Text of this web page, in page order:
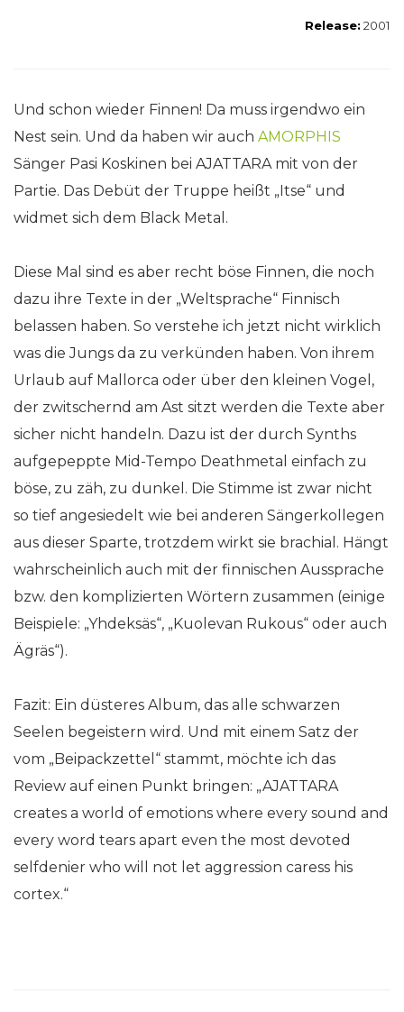
Release: 2001
Und schon wieder Finnen! Da muss irgendwo ein
Nest sein. Und da haben wir auch AMORPHIS
Sänger Pasi Koskinen bei AJATTARA mit von der
Partie. Das Debüt der Truppe heißt „Itse“ und
widmet sich dem Black Metal.
Diese Mal sind es aber recht böse Finnen, die noch
dazu ihre Texte in der „Weltsprache“ Finnisch
belassen haben. So verstehe ich jetzt nicht wirklich
was die Jungs da zu verkünden haben. Von ihrem
Urlaub auf Mallorca oder über den kleinen Vogel,
der zwitschernd am Ast sitzt werden die Texte aber
sicher nicht handeln. Dazu ist der durch Synths
aufgepeppte Mid-Tempo Deathmetal einfach zu
böse, zu zäh, zu dunkel. Die Stimme ist zwar nicht
so tief angesiedelt wie bei anderen Sängerkollegen
aus dieser Sparte, trotzdem wirkt sie brachial. Hängt
wahrscheinlich auch mit der finnischen Aussprache
bzw. den komplizierten Wörtern zusammen (einige
Beispiele: „Yhdeksäs“, „Kuolevan Rukous“ oder auch
Ägräs“).
Fazit: Ein düsteres Album, das alle schwarzen
Seelen begeistern wird. Und mit einem Satz der
vom „Beipackzettel“ stammt, möchte ich das
Review auf einen Punkt bringen: „AJATTARA
creates a world of emotions where every sound and
every word tears apart even the most devoted
selfdenier who will not let aggression caress his
cortex.“